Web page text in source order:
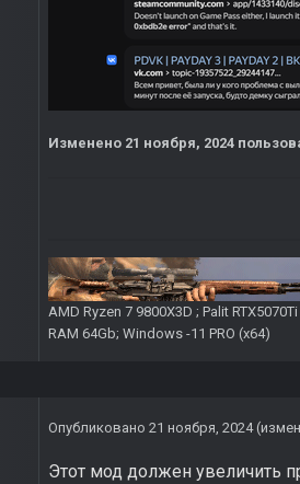
Изменено 21 ноября, 2024
AMD Ryzen 7 9800X3D ; Palit
RAM 64Gb; Windows -11 PRO (х64)
Опубликовано 21 ноября, 2024
Этот мод должен увеличить